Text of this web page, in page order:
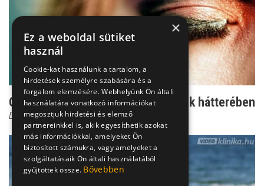
Okok a nők csökkent nemi vágyának hátterében
Dr. Erős Erika
×
Ez a weboldal sütiket
használ
Cookie-kat használunk a tartalom, a
hirdetések személyre szabására és a
forgalom elemzésére. Webhelyünk Ön általi
használatára vonatkozó információkat
megosztjuk hirdetési és elemző
partnereinkkel is, akik egyesíthetik azokat
más információkkal, amelyeket Ön
biztosított számukra, vagy amelyeket a
szolgáltatásaik Ön általi használatából
gyűjtöttek össze. Bővebben